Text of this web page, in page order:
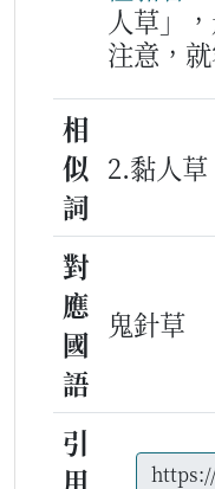
人草」
注意，
相
似
詞
2.黏人草
對
應
國
語
鬼針草
引
用